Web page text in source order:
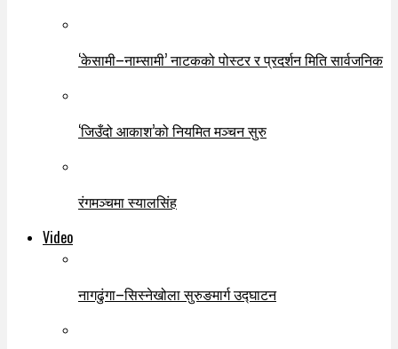
‘केसामी–नाम्सामी’ नाटकको पोस्टर र प्रदर्शन मिति सार्वजनिक
‘जिउँदो आकाश’को नियमित मञ्चन सुरु
रंगमञ्चमा स्यालसिंह
Video
नागढुंगा–सिस्नेखोला सुरुङमार्ग उद्घाटन